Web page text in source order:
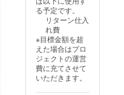
お送りいた
します。
●ご不在時の
お受け取り
について
る・エ
コ
る予定です。
リターン仕入
れ費
※目標金額を超
えた場合はプロ
ジェクトの運営
費に充てさせて
いただきます。